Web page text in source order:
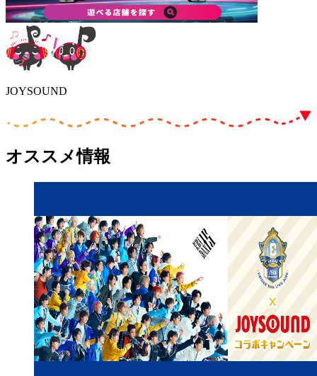
JOYSOUND
オススメ情報